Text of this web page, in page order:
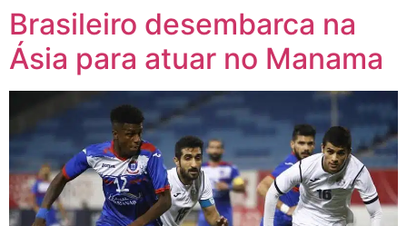
Brasileiro desembarca na
Ásia para atuar no Manama